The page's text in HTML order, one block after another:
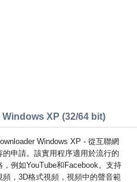
XP (32/64 bit)
Windows XP - 從互聯網
的申請。該實用程序適用於流行的
，例如YouTube和Facebook。支持
頻，3D格式視頻，視頻中的聲音範